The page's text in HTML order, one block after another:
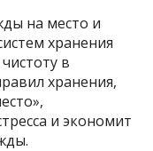
на место и
хранения
в
хранения,
и экономит